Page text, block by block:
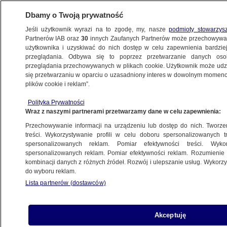
KUJAWSKO-POMORSKIE
przepłaciło wizytę w mieście życiem
16.12.2024, 13:51
Udostępnij
Dbamy o Twoją prywatność
Jeśli użytkownik wyrazi na to zgodę, my, naszepodmioty
Partnerów IAB oraz30 innych Zaufanych Partnerów może
użytkownika i uzyskiwać do nich dostęp w celu zapewnienia
przeglądania. Odbywa się to poprzez przetwarzanie danych
przeglądania przechowywanych w plikach cookie. Użytkownik może
się przetwarzaniu w oparciu o uzasadniony interes w dowolnym
plików cookie i reklam”.
Polityka Prywatności
Wraz z naszymi partnerami przetwarzamy dane w celu zapewnienia:
Przechowywanie informacji na urządzeniu lub dostęp do nich.
treści. Wykorzystywanie profili w celu doboru spersonalizowanych
spersonalizowanych reklam. Pomiar efektywności treści.
spersonalizowanych reklam. Pomiar efektywności reklam.
kombinacji danych z różnych źródeł. Rozwój i ulepszanie usług.
do wyboru reklam.
Lista partnerów (dostawców)
Akceptuję